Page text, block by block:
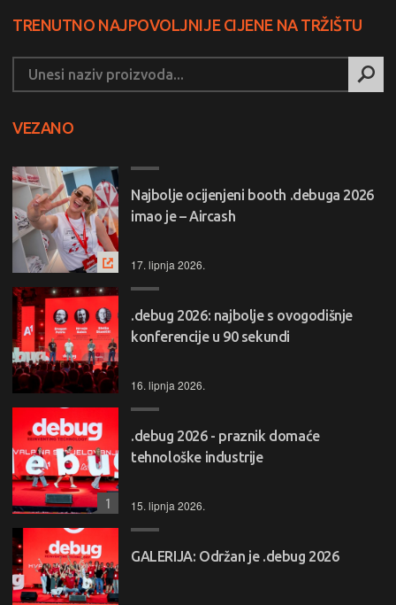
TRENUTNO NAJPOVOLJNIJE CIJENE NA TRŽIŠTU
VEZANO
Najbolje ocijenjeni booth .debuga 2026
imao je – Aircash
17. lipnja 2026.
.debug 2026: najbolje s ovogodišnje
konferencije u 90 sekundi
16. lipnja 2026.
.debug 2026 - praznik domaće
tehnološke industrije
15. lipnja 2026.
1
GALERIJA: Održan je .debug 2026